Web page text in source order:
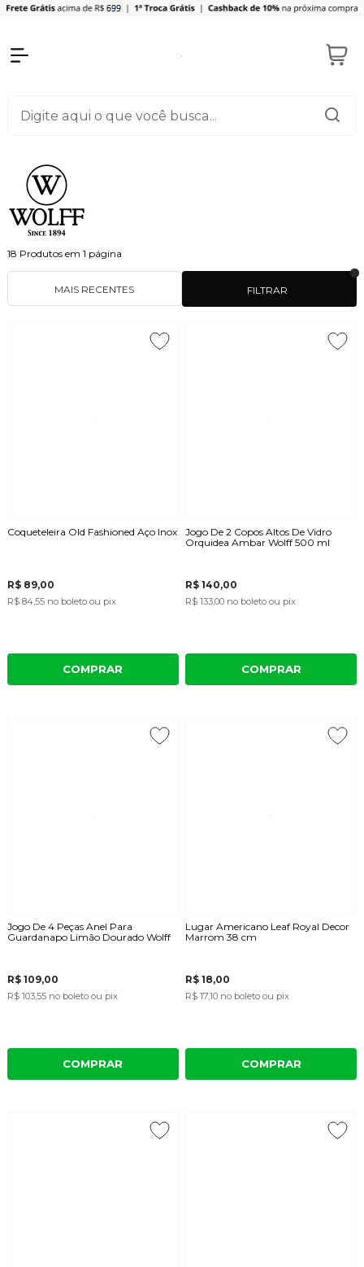
18 Produtos em 1 página
FILTRAR
MAIS RECENTES
Coqueteleira Old Fashioned Aço Inox
R$ 89,00
R$ 84,55 no boleto ou pix
COMPRAR
Jogo De 2 Copos Altos De Vidro
Orquidea Ambar Wolff 500 ml
R$ 140,00
R$ 133,00 no boleto ou pix
COMPRAR
Jogo De 4 Peças Anel Para
Guardanapo Limão Dourado Wolff
R$ 109,00
R$ 103,55 no boleto ou pix
COMPRAR
Lugar Americano Leaf Royal Decor
Marrom 38 cm
R$ 18,00
R$ 17,10 no boleto ou pix
COMPRAR